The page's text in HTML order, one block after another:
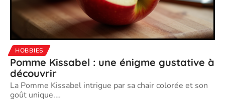
HOBBIES
Pomme Kissabel : une énigme gustative à
découvrir
La Pomme Kissabel intrigue par sa chair colorée et son
goût unique.…